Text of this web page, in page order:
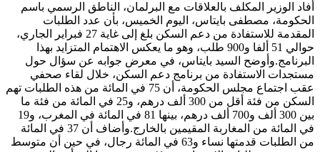
أفاد الوزير المكلف بالعلاقات مع البرلمان، الناطق الرسمي باسم
الحكومة، مصطفى بايتاس، اليوم الخميس، بأن عدد الطلبات
المقدمة للاستفادة من دعم السكن بلغ إلى غاية 27 فبراير الجاري،
حوالي 51 ألفا و900 طلب، وهو ما يعكس الاهتمام المتزايد بهذا
البرنامج.وأوضح السيد بايتاس، في معرض جوابه عن سؤال حول
مستجدات الاستفادة من برنامج دعم السكن، خلال لقاء صحفي
عقب اجتماع مجلس الحكومة، أن 75 في المائة من هذه الطلبات تهم
السكن من فئة أقل من 300 ألف درهم، و25 في المائة من فئة ما
بين 300 ألف و700 ألف درهم، بينها 81 في المائة في المغرب، و19
في المائة من المغاربة المقيمين بالخارج.وأضاف أن 37 في المائة
من الطلبات قدمتها نساء و63 في المائة رجال، في حين أن متوسط